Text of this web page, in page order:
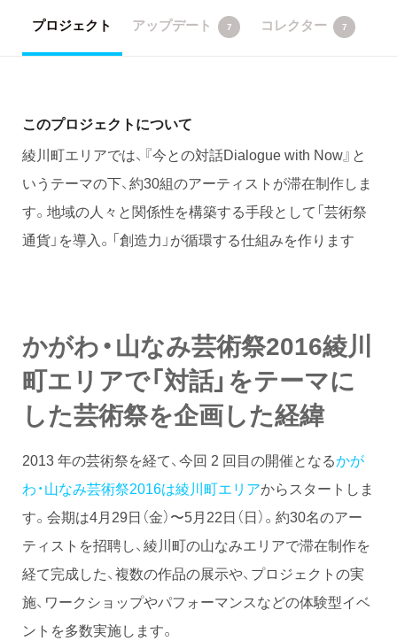
プロジェクト アップデート 7 コレクター 7
このプロジェクトについて
綾川町エリアでは、『今との対話Dialogue with Now』と
いうテーマの下、約30組のアーティストが滞在制作しま
す。地域の人々と関係性を構築する手段として「芸術祭
通貨」を導入。「創造力」が循環する仕組みを作ります
かがわ・山なみ芸術祭2016綾川
町エリアで「対話」をテーマに
した芸術祭を企画した経緯
2013 年の芸術祭を経て、今回 2 回目の開催となるかが
わ・山なみ芸術祭2016は綾川町エリアからスタートしま
す。会期は4月29日（金）〜5月22日（日）。約30名のアー
ティストを招聘し、綾川町の山なみエリアで滞在制作を
経て完成した、複数の作品の展示や、プロジェクトの実
施、ワークショップやパフォーマンスなどの体験型イベ
ントを多数実施します。